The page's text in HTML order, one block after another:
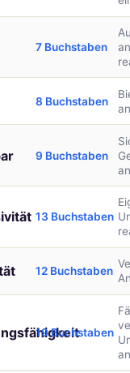
7 Buchstaben
8 Buchstaben
9 Buchstaben
13 Buchstaben
12 Buchstaben
19 Buchstaben